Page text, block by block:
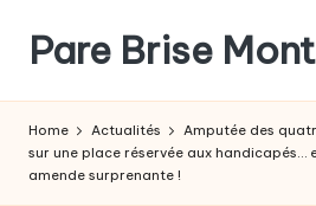
content
Pare Brise
Home Actualités
Amputée des
sur une place réservée aux handicapés…
amende surprenante !